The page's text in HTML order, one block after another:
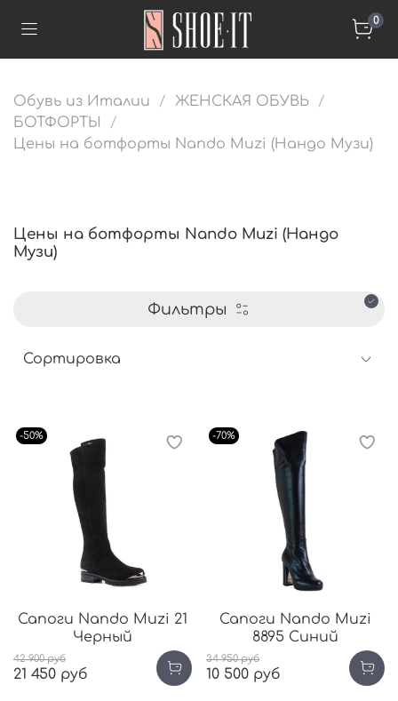
0
Обувь из Италии
ЖЕНСКАЯ ОБУВЬ
БОТФОРТЫ
Цены на ботфорты Nando Muzi (Нандо Музи)
Цены на ботфорты Nando Muzi (Нандо
Музи)
Фильтры
-50%
Сапоги Nando Muzi 21
Черный
42 900 руб
21 450 руб
-70%
Сапоги Nando Muzi
8895 Синий
34 950 руб
10 500 руб